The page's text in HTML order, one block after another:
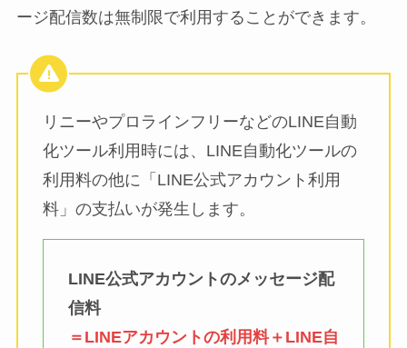
ージ配信数は無制限で利用することができます。
リニーやプロラインフリーなどのLINE自動
化ツール利用時には、LINE自動化ツールの
利用料の他に「LINE公式アカウント利用
料」の支払いが発生します。
LINE公式アカウントのメッセージ配
信料
＝LINEアカウントの利用料＋LINE自